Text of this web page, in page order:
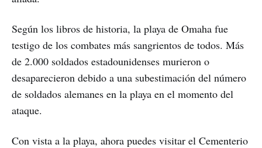
Según los libros de historia, la playa de Omaha fue
testigo de los combates más sangrientos de todos. Más
de 2.000 soldados estadounidenses murieron o
desaparecieron debido a una subestimación del número
de soldados alemanes en la playa en el momento del
ataque.
Con vista a la playa, ahora puedes visitar el Cementerio